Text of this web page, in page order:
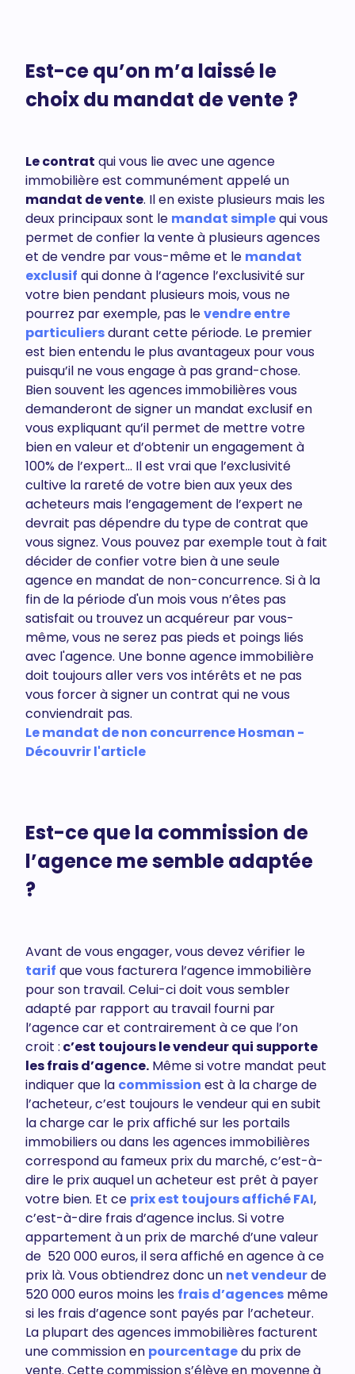
Est-ce qu’on m’a laissé le
choix du mandat de vente ?
Le contrat qui vous lie avec une agence
immobilière est communément appelé un
mandat de vente. Il en existe plusieurs mais les
deux principaux sont le mandat simplequi vous
permet de confier la vente à plusieurs agences
et de vendre par vous-même et le mandat
exclusif qui donne à l’agence l’exclusivité sur
votre bien pendant plusieurs mois, vous ne
pourrez par exemple, pas levendre entre
particuliersdurant cette période. Le premier
est bien entendu le plus avantageux pour vous
puisqu’il ne vous engage à pas grand-chose.
Bien souvent les agences immobilières vous
demanderont de signer un mandat exclusif en
vous expliquant qu’il permet de mettre votre
bien en valeur et d’obtenir un engagement à
100% de l’expert… Il est vrai que l’exclusivité
cultive la rareté de votre bien aux yeux des
acheteurs mais l’engagement de l’expert ne
devrait pas dépendre du type de contrat que
vous signez. Vous pouvez par exemple tout à fait
décider de confier votre bien à une seule
agence en mandat de non-concurrence. Si à la
fin de la période d'un mois vous n’êtes pas
satisfait ou trouvez un acquéreur par vous-
même, vous ne serez pas pieds et poings liés
avec l'agence. Une bonne agence immobilière
doit toujours aller vers vos intérêts et ne pas
vous forcer à signer un contrat qui ne vous
conviendrait pas.
Le mandat de non concurrence Hosman -
Découvrir l'article
Est-ce que la commission de
l’agence me semble adaptée
?
Avant de vous engager, vous devez vérifier le
tarif que vous facturera l’agence immobilière
pour son travail. Celui-ci doit vous sembler
adapté par rapport au travail fourni par
l’agence car et contrairement à ce que l’on
croit : c’est toujours le vendeur qui supporte
les frais d’agence. Même si votre mandat peut
indiquer que la commission est à la charge de
l’acheteur, c’est toujours le vendeur qui en subit
la charge car le prix affiché sur les portails
immobiliers ou dans les agences immobilières
correspond au fameux prix du marché, c’est-à-
dire le prix auquel un acheteur est prêt à payer
votre bien. Et ce prix est toujours affiché FAI,
c’est-à-dire frais d’agence inclus. Si votre
appartement à un prix de marché d’une valeur
de 520 000 euros, il sera affiché en agence à ce
prix là. Vous obtiendrez donc un net vendeurde
520 000 euros moins les frais d’agences même
si les frais d’agence sont payés par l’acheteur.
La plupart des agences immobilières facturent
une commission en pourcentagedu prix de